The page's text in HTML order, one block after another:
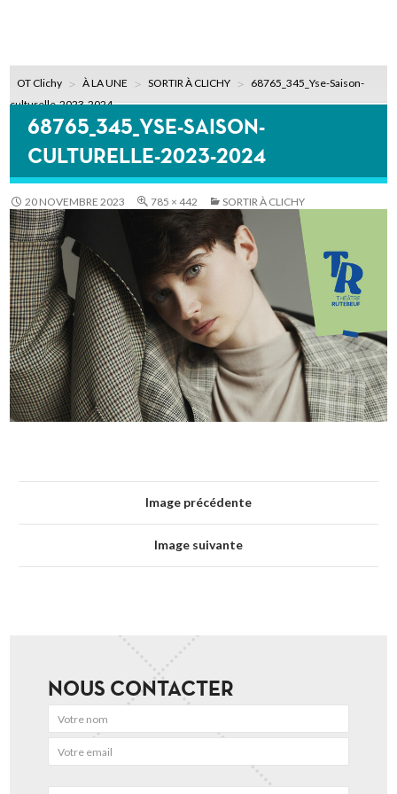
OT Clichy À LA UNE SORTIR À CLICHY
68765_345_Yse-Saison-
culturelle-2023-2024
68765_345_YSE-SAISON-
CULTURELLE-2023-2024
20 NOVEMBRE 2023 785 × 442 SORTIR À CLICHY
Image précédente
Image suivante
NOUS CONTACTER